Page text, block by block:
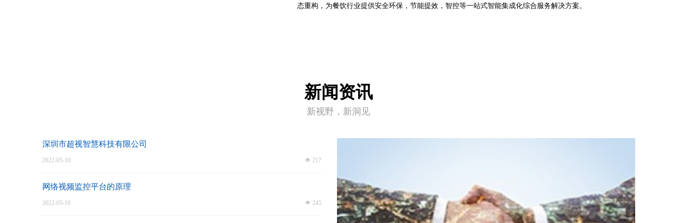
态重构，为餐饮行业提供安全环保，节能提效，智控等一站式智能集成化综合服务解决方案。
新闻资讯
新视野，新洞见
深圳市超视智慧科技有限公司
넶 217
2022-05-10
网络视频监控平台的原理
넶 245
2022-05-10